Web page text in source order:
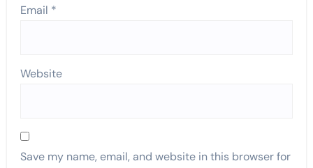
Email *
Website
Save my name, email, and website in this browser for